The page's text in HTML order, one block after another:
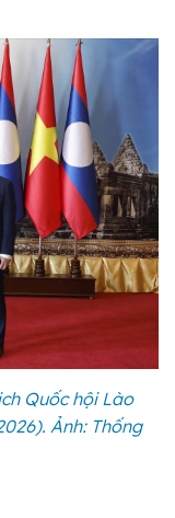
Quốc hội Lào
Ảnh: Thống